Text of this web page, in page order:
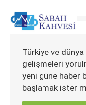
Türkiye ve
gelişmeleri
yeni güne haber
başlamak ister